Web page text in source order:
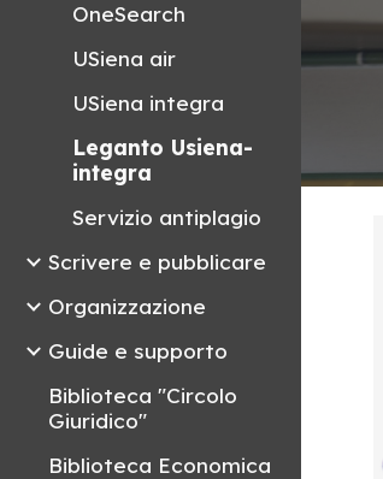
OneSearch
USiena air
USiena integra
Leganto Usiena-
integra
Servizio antiplagio
Scrivere e pubblicare
Organizzazione
Guide e supporto
Biblioteca "Circolo
Giuridico"
Biblioteca Economica